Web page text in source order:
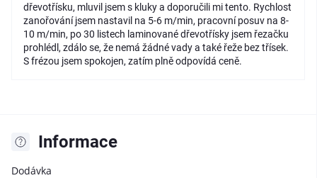
dřevotřísku, mluvil jsem s kluky a doporučili mi tento. Rychlost
zanořování jsem nastavil na 5-6 m/min, pracovní posuv na 8-
10 m/min, po 30 listech laminované dřevotřísky jsem řezačku
prohlédl, zdálo se, že nemá žádné vady a také řeže bez třísek.
S frézou jsem spokojen, zatím plně odpovídá ceně.
Informace
Dodávka